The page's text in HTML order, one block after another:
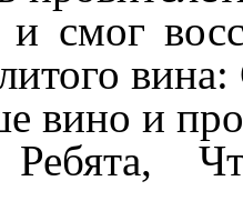
смог
вино и